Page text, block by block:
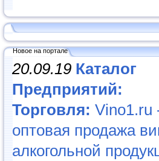
Новое на портале
20.09.19 Каталог
Предприятий:
Торговля: Vino1.ru
оптовая продажа
алкогольной